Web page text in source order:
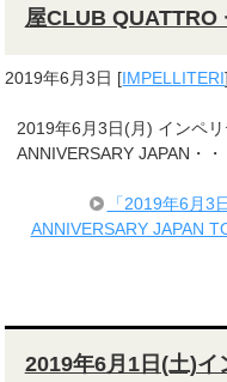
屋CLUB QUATTRO
2019年6月3日 [IMPELLITERI]
2019年6月3日(月) インペ
ANNIVERSARY JAPAN・・
「2019年6月3
ANNIVERSARY JAPAN
2019年6月1日(土)